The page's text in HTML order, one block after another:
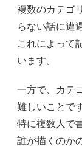
複数のカテゴ
らない話に遭
これによって
います。
一方で、カテ
難しいことです
特に複数人で
誰が描くのか